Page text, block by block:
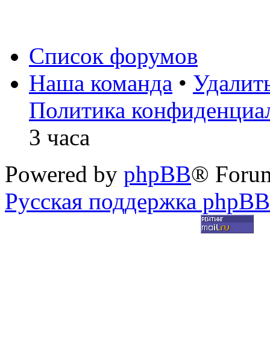
Список форумов
Наша команда •
Политика
3 часа
Powered by phpBB®
Русская поддержка phpBB